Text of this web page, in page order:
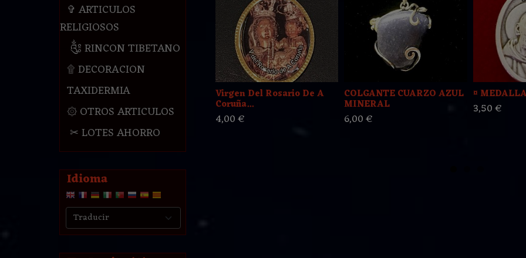
✞ ARTICULOS
RELIGIOSOS
༃ RINCON TIBETANO
۩ DECORACION
TAXIDERMIA
۞ OTROS ARTICULOS
✂ LOTES AHORRO
Idioma
Virgen Del Rosario De A
Coruña...
4,00 €
COLGANTE CUARZO AZUL
MINERAL
6,00 €
¤
3,50 €